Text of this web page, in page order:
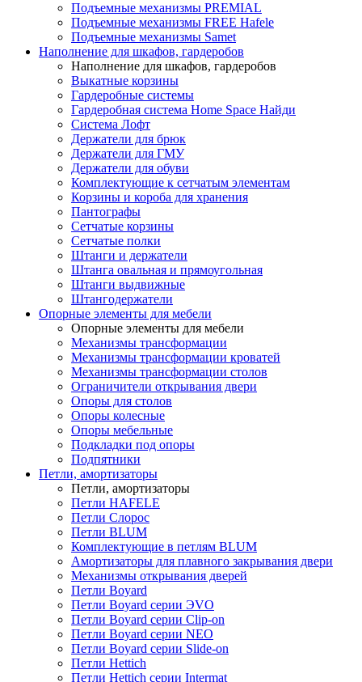
Подъемные механизмы PREMIAL
Подъемные механизмы FREE Hafele
Подъемные механизмы Samet
Наполнение для шкафов, гардеробов
Наполнение для шкафов, гардеробов
Выкатные корзины
Гардеробные системы
Гардеробная система Home Space Найди
Система Лофт
Держатели для брюк
Держатели для ГМУ
Держатели для обуви
Комплектующие к сетчатым элементам
Корзины и короба для хранения
Пантографы
Сетчатые корзины
Сетчатые полки
Штанги и держатели
Штанга овальная и прямоугольная
Штанги выдвижные
Штангодержатели
Опорные элементы для мебели
Опорные элементы для мебели
Механизмы трансформации
Механизмы трансформации кроватей
Механизмы трансформации столов
Ограничители открывания двери
Опоры для столов
Опоры колесные
Опоры мебельные
Подкладки под опоры
Подпятники
Петли, амортизаторы
Петли, амортизаторы
Петли HAFELE
Петли Слорос
Петли BLUM
Комплектующие в петлям BLUM
Амортизаторы для плавного закрывания двери
Механизмы открывания дверей
Петли Boyard
Петли Boyard серии ЭVO
Петли Boyard серии Clip-on
Петли Boyard серии NEO
Петли Boyard серии Slide-on
Петли Hettich
Петли Hettich серии Intermat